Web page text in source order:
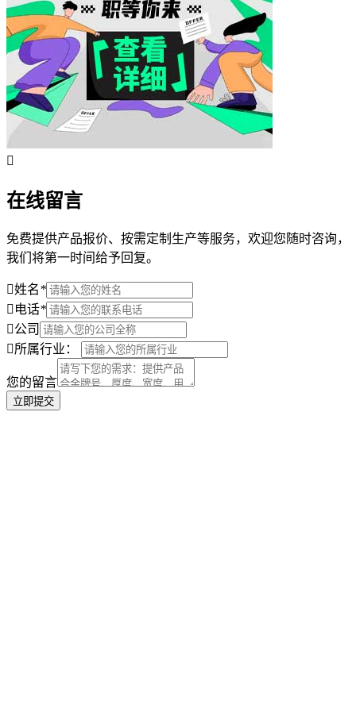
在线留言
免费提供产品报价、按需定制生产等服务，欢迎您随时咨询，
我们将第一时间给予回复。
姓名*
电话*
公司
所属行业：
您的留言